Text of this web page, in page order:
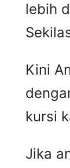
lebih
Kini
kursi
Jika